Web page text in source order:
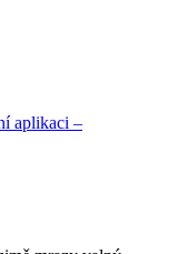
aplikaci –